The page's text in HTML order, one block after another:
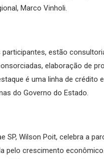
Marco Vinholi.
estão
elaboração de
é uma linha de crédito
do Governo do Estado.
SP, Wilson Poit, celebra a
pelo crescimento